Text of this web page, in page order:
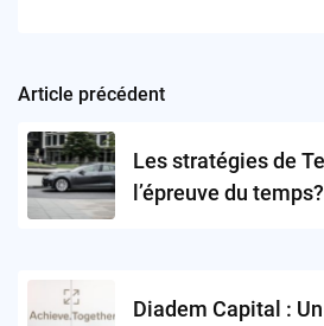
Post
navigation
Article précédent
Les stratégies de
l’épreuve du temps?
Diadem Capital :